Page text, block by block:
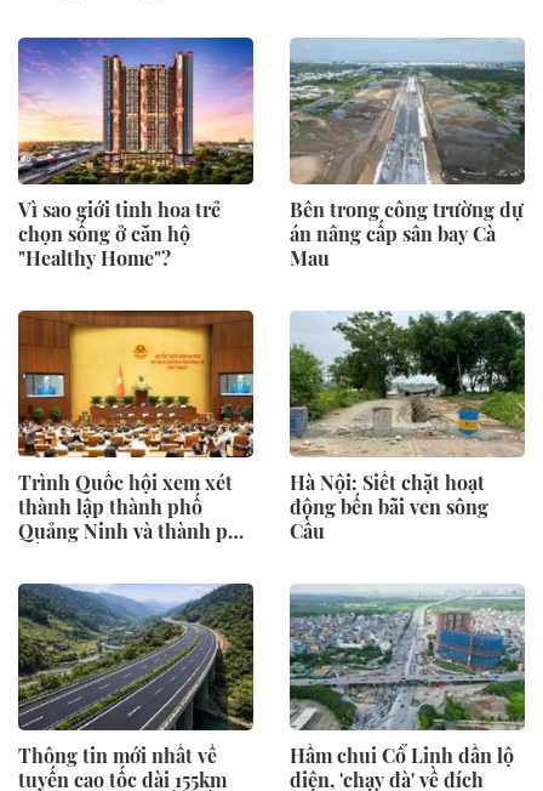
Vì sao giới tinh hoa trẻ
chọn sống ở căn hộ
"Healthy Home"?
Bên trong công trường dự
án nâng cấp sân bay Cà
Mau
Trình Quốc hội xem xét
thành lập thành phố
Quảng Ninh và thành phố
Hà Nội: Siết chặt hoạt
động bến bãi ven sông
Cầu
Thông tin mới nhất về
tuyến cao tốc dài 155km
Hầm chui Cổ Linh dần lộ
diện, 'chạy đà' về đích